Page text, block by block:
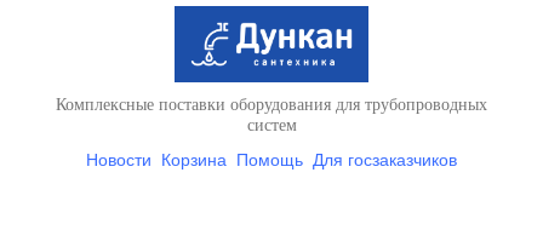
Комплексные поставки оборудования для трубопроводных
систем
Новости Корзина Помощь Для госзаказчиков